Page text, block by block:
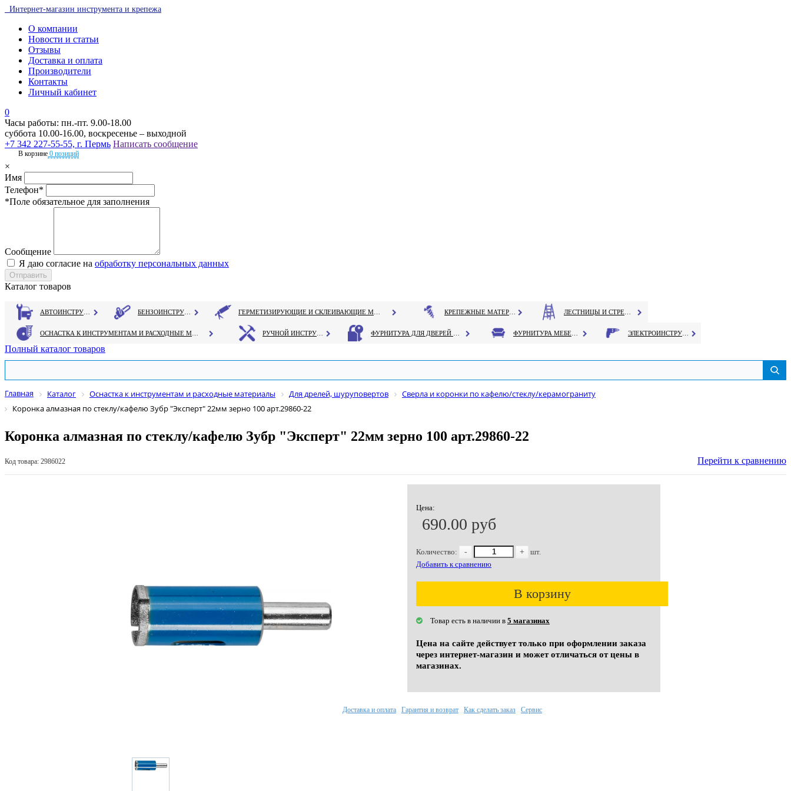
Интернет-магазин инструмента и крепежа
О компании
Новости и статьи
Отзывы
Доставка и оплата
Производители
Контакты
Личный кабинет
0
Часы работы: пн.-пт. 9.00-18.00
суббота 10.00-16.00, воскресенье – выходной
+7 342 227-55-55, г. Пермь Написать сообщение
В корзине 0 позиций
×
Имя
Телефон*
*Поле обязательное для заполнения
Сообщение
Я даю согласие на обработку персональных данных
Каталог товаров
Полный каталог товаров
Главная Каталог Оснастка к инструментам и расходные материалы Для дрелей, шуруповертов
Сверла и коронки по кафелю/стеклу/керамограниту
Коронка алмазная по стеклу/кафелю Зубр "Эксперт" 22мм зерно 100 арт.29860-22
Коронка алмазная по стеклу/кафелю Зубр "Эксперт" 22мм зерно 100 арт.29860-22
Код товара: 2986022 Перейти к сравнению
Цена:
690.00 руб
Количество: - +
шт.
Добавить к сравнению
В корзину
Товар есть в наличии в 5 магазинах
Цена на сайте действует только при оформлении заказа
через интернет-магазин и может отличаться от цены в
магазинах.
Доставка и оплата Гарантия и возврат Как сделать заказ Сервис